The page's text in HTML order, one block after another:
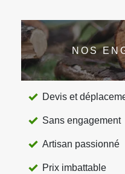
NOS
Devis et
Sans engagement
Artisan passionné
Prix imbattable